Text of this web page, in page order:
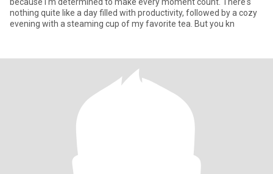
nothing quite like a day filled with productivity, followed by a cozy
evening with a steaming cup of my favorite tea. But you kn